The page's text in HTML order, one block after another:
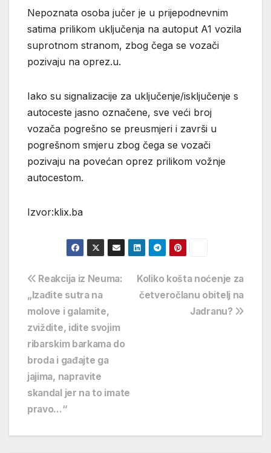
Nepoznata osoba jučer je u prijepodnevnim
satima prilikom uključenja na autoput A1 vozila
suprotnom stranom, zbog čega se vozači
pozivaju na oprez.u.
Iako su signalizacije za uključenje/isključenje s
autoceste jasno označene, sve veći broj
vozača pogrešno se preusmjeri i završi u
pogrešnom smjeru zbog čega se vozači
pozivaju na povećan oprez prilikom vožnje
autocestom.
Izvor:klix.ba
Navigacija
objava
Koliko košta noćenje za
četveročlanu obitelj na
Jadranu?
Reakcija iz Neuma:
„Izađite sutra na
molove i galamite,
zviždite, idite svojim
ribarskim barkama do
broda i gađajte ga
jajima, napravite
skandal jer na to imate
pravo…“